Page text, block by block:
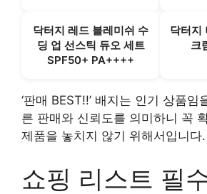
닥터지 레드 블레미쉬 수
딩 업 선스틱 듀오 세트
SPF50+ PA++++
닥터지
크
‘판매 BEST!!’ 배지는 인기 상품
른 판매와 신뢰도를 의미하니 꼭
제품을 놓치지 않기 위해서입니다.
쇼핑 리스트 필